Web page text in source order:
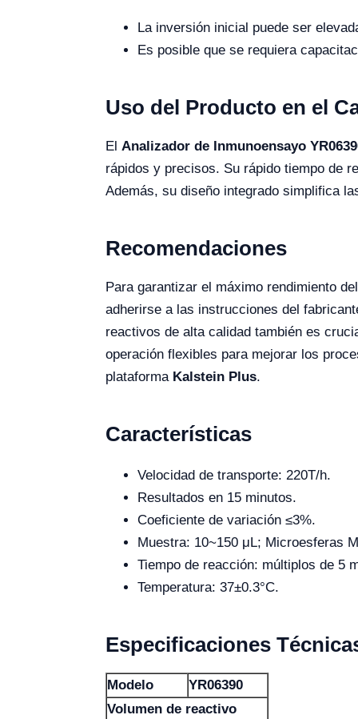
La inversión inicial puede ser
Es posible que se requiera
Uso del Producto en el
El Analizador de Inmunoensayo
rápidos y precisos. Su rápido tiempo de
Además, su diseño integrado simplifica
Recomendaciones
Para garantizar el máximo rendimiento
adherirse a las instrucciones del
reactivos de alta calidad también es
operación flexibles para mejorar los
plataforma Kalstein Plus.
Características
Velocidad de transporte: 220T/h.
Resultados en 15 minutos.
Coeficiente de variación ≤3%.
Muestra: 10~150 μL; Microesferas
Tiempo de reacción: múltiplos de 5
Temperatura: 37±0.3°C.
Especificaciones
Modelo
YR06390
Volumen de reactivo